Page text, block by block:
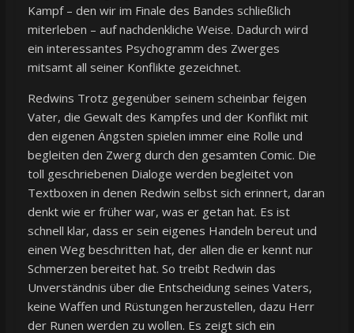
Kampf – den wir im Finale des Bandes schließlich
miterleben – auf nachdenkliche Weise. Dadurch wird
ein interessantes Psychogramm des Zwerges
mitsamt all seiner Konflikte gezeichnet.
Redwins Trotz gegenüber seinem scheinbar feigen
Vater, die Gewalt des Kampfes und der Konflikt mit
den eigenen Ängsten spielen immer eine Rolle und
begleiten den Zwerg durch den gesamten Comic. Die
toll geschriebenen Dialoge werden begleitet von
Textboxen in denen Redwin selbst sich erinnert, daran
denkt wie er früher war, was er getan hat. Es ist
schnell klar, dass er sein eigenes Handeln bereut und
einen Weg beschritten hat, der allen die er kennt nur
Schmerzen bereitet hat. So treibt Redwin das
Unverständnis über die Entscheidung seines Vaters,
keine Waffen und Rüstungen herzustellen, dazu Herr
der Runen werden zu wollen. Es zeigt sich ein